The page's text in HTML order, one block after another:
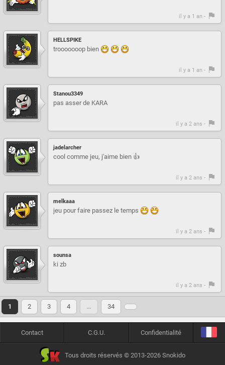
il y a 1 an -
HELLSPIKE
trooooooop bien
il y a 1 an -
Stanou3349
pas asser de KARA
il y a 2 ans -
jadelarcher
cool comme jeu, j'aime bien 👍
il y a 2 ans -
melkaaa
jeu pour faire passez le temps
il y a 2 ans -
sounsa
ki zb
il y a 2 ans -
1 2 3 4 … 34
Contact C.G.U. Confidentialité
Tous droits réservés © 2013-2026 Snokido